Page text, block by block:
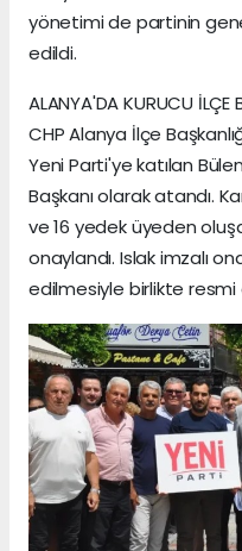
yönetimi de partinin
edildi.
ALANYA'DA KURUCU İLÇE
CHP Alanya İlçe
Yeni Parti'ye katılan
Başkanı olarak atandı.
ve 16 yedek üyeden
onaylandı. Islak imzalı
edilmesiyle birlikte